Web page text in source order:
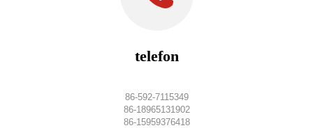
telefon
86-592-7115349
86-18965131902
86-15959376418